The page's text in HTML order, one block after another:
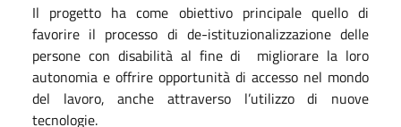
Il progetto ha come obiettivo principale quello di
favorire il processo di de-istituzionalizzazione delle
persone con disabilità al fine di migliorare la loro
autonomia e offrire opportunità di accesso nel mondo
del lavoro, anche attraverso l’utilizzo di nuove
tecnologie.